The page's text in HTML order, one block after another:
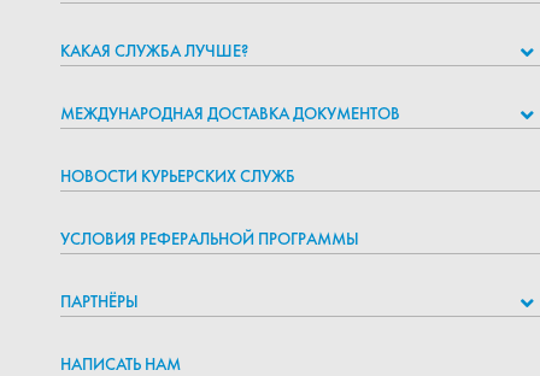
КАКАЯ СЛУЖБА ЛУЧШЕ?
МЕЖДУНАРОДНАЯ ДОСТАВКА ДОКУМЕНТОВ
НОВОСТИ КУРЬЕРСКИХ СЛУЖБ
УСЛОВИЯ РЕФЕРАЛЬНОЙ ПРОГРАММЫ
ПАРТНЁРЫ
НАПИСАТЬ НАМ